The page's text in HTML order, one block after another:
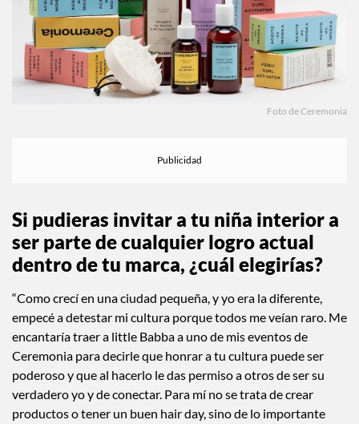
Foto de Ceremonia
Si pudieras invitar a tu niña interior a
ser parte de cualquier logro actual
dentro de tu marca, ¿cuál elegirías?
“Como crecí en una ciudad pequeña, y yo era la diferente,
empecé a detestar mi cultura porque todos me veían raro. Me
encantaría traer a little Babba a uno de mis eventos de
Ceremonia para decirle que honrar a tu cultura puede ser
poderoso y que al hacerlo le das permiso a otros de ser su
verdadero yo y de conectar. Para mí no se trata de crear
productos o tener un buen hair day, sino de lo importante